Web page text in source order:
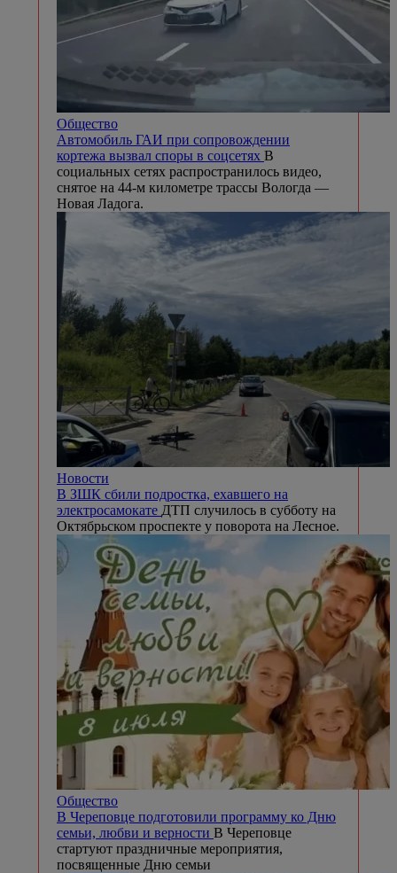
Общество
Автомобиль ГАИ при сопровождении
кортежа вызвал споры в соцсетях В
социальных сетях распространилось видео,
снятое на 44-м километре трассы Вологда —
Новая Ладога.
Новости
В ЗШК сбили подростка, ехавшего на
электросамокате ДТП случилось в субботу на
Октябрьском проспекте у поворота на Лесное.
Общество
В Череповце подготовили программу ко Дню
семьи, любви и верности В Череповце
стартуют праздничные мероприятия,
посвященные Дню семьи